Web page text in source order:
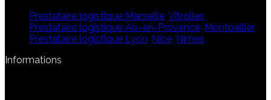
Prestataire logistique Marseille Vitrolles
Prestataire logistique Aix-en-Provence Montpellier
Prestataire logistique Lyon Nice Nîmes
Informations